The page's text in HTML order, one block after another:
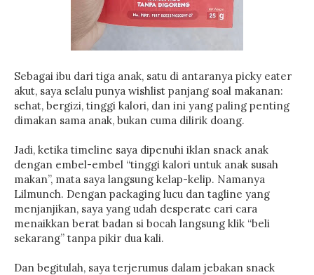
Sebagai ibu dari tiga anak, satu di antaranya picky eater
akut, saya selalu punya wishlist panjang soal makanan:
sehat, bergizi, tinggi kalori, dan ini yang paling penting
dimakan sama anak, bukan cuma dilirik doang.
Jadi, ketika timeline saya dipenuhi iklan snack anak
dengan embel-embel “tinggi kalori untuk anak susah
makan”, mata saya langsung kelap-kelip. Namanya
Lilmunch. Dengan packaging lucu dan tagline yang
menjanjikan, saya yang udah desperate cari cara
menaikkan berat badan si bocah langsung klik “beli
sekarang” tanpa pikir dua kali.
Dan begitulah, saya terjerumus dalam jebakan snack